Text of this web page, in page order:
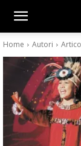
Home Autori